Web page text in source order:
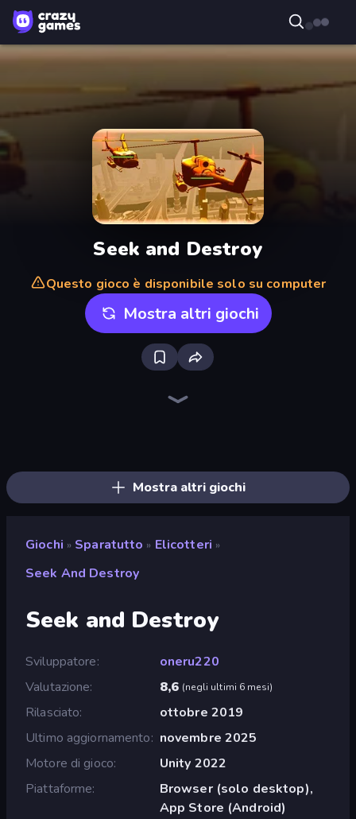
Seek and Destroy
Questo gioco è disponibile solo su computer
Mostra altri giochi
Mostra altri giochi
Giochi » Sparatutto » Elicotteri »
Seek And Destroy
Seek and Destroy
Sviluppatore
oneru220
Valutazione
8,6 (negli ultimi 6 mesi)
Rilasciato
ottobre 2019
Ultimo aggiornamento
novembre 2025
Motore di gioco
Unity 2022
Piattaforme
Browser (solo desktop),
App Store (Android)